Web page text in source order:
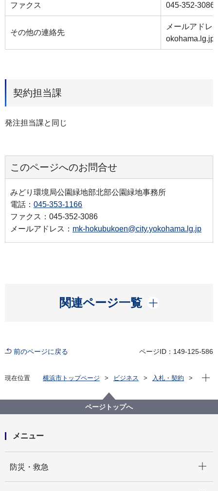
ファクス 045-352-3086
その他の連絡先
メールアドレ
okohama.lg.jp
契約担当課
発注担当課と同じ
このページへのお問合せ
みどり環境局公園緑地部北部公園緑地事務所
電話： 045-353-1166
ファクス：045-352-3086
メールアドレス： mk-hokubukoen@city.yokohama.lg.jp
関連ページ一覧
開く
前のページに戻る ページID：149-125-586
現在位置 横浜市トップページ ビジネス
入札・契約
【公募型プロポーザル方式】青葉区樹林地安全管理・
育成業務委託
現在
ページトップへ
メニュー
防災・救急